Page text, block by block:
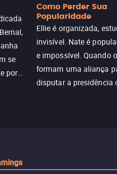
se
por
Como Perder Sua
Popularidade
Ellie é organizada,
invisível. Nate é
e impossível. Quando
formam uma aliança
disputar a presidência